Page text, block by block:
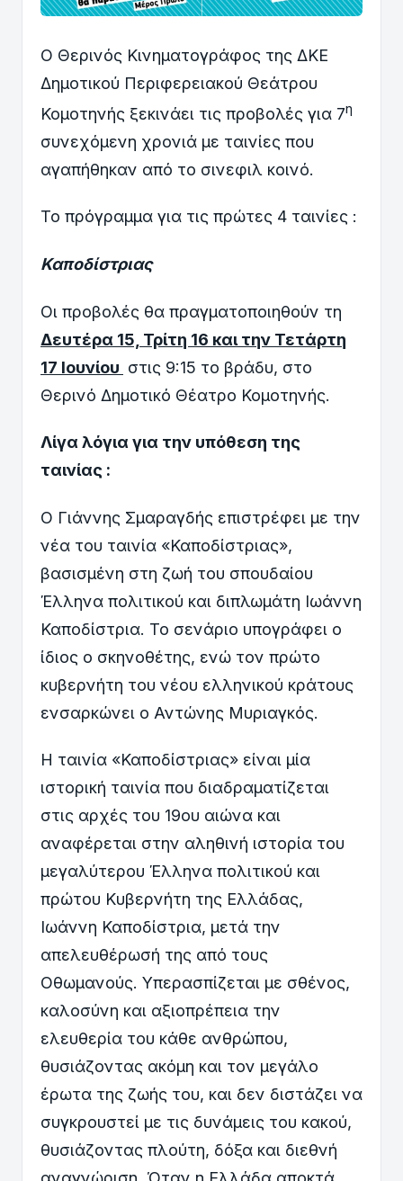
Ο Θερινός Κινηματογράφος της ΔΚΕ
Δημοτικού Περιφερειακού Θεάτρου
Κομοτηνής ξεκινάει τις προβολές για 7η
συνεχόμενη χρονιά με ταινίες που
αγαπήθηκαν από το σινεφιλ κοινό.
Το πρόγραμμα για τις πρώτες 4 ταινίες :
Καποδίστριας
Οι προβολές θα πραγματοποιηθούν τη
Δευτέρα 15, Τρίτη 16 και την Τετάρτη
17 Ιουνίου στις 9:15 το βράδυ, στο
Θερινό Δημοτικό Θέατρο Κομοτηνής.
Λίγα λόγια για την υπόθεση της
ταινίας :
Ο Γιάννης Σμαραγδής επιστρέφει με την
νέα του ταινία «Καποδίστριας»,
βασισμένη στη ζωή του σπουδαίου
Έλληνα πολιτικού και διπλωμάτη Ιωάννη
Καποδίστρια. Το σενάριο υπογράφει ο
ίδιος ο σκηνοθέτης, ενώ τον πρώτο
κυβερνήτη του νέου ελληνικού κράτους
ενσαρκώνει ο Αντώνης Μυριαγκός.
Η ταινία «Καποδίστριας» είναι μία
ιστορική ταινία που διαδραματίζεται
στις αρχές του 19ου αιώνα και
αναφέρεται στην αληθινή ιστορία του
μεγαλύτερου Έλληνα πολιτικού και
πρώτου Κυβερνήτη της Ελλάδας,
Ιωάννη Καποδίστρια, μετά την
απελευθέρωσή της από τους
Οθωμανούς. Υπερασπίζεται με σθένος,
καλοσύνη και αξιοπρέπεια την
ελευθερία του κάθε ανθρώπου,
θυσιάζοντας ακόμη και τον μεγάλο
έρωτα της ζωής του, και δεν διστάζει να
συγκρουστεί με τις δυνάμεις του κακού,
θυσιάζοντας πλούτη, δόξα και διεθνή